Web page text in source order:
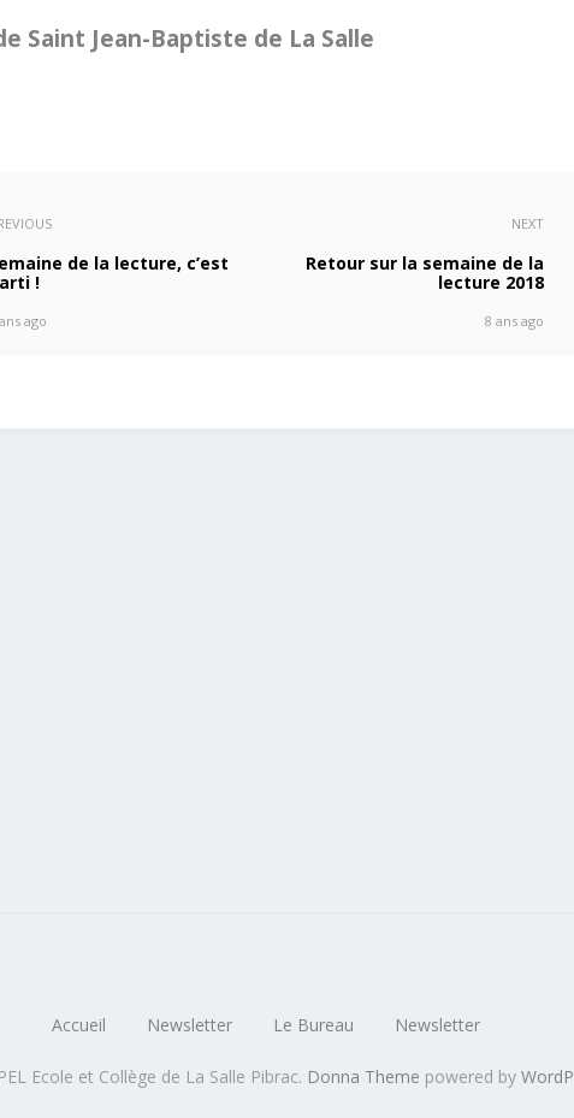
Saint Jean-Baptiste de La Salle
de la lecture, c’est
!
ago
NEXT
Retour sur la semaine de la
lecture 2018
8 ans ago
Accueil Newsletter Le Bureau Newsletter
Ecole et Collège de La Salle Pibrac. Donna Theme powered by